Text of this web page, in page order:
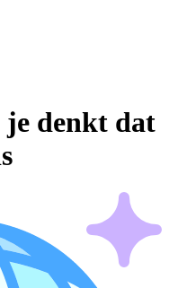
je denkt dat